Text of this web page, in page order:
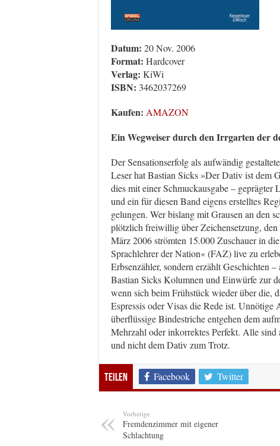
Datum: 20 Nov. 2006
Format: Hardcover
Verlag: KiWi
ISBN: 3462037269
Kaufen: AMAZON
Ein Wegweiser durch den Irrgarten der
Der Sensationserfolg als aufwändig
Leser hat Bastian Sicks »Der Dativ ist dem
dies mit einer Schmuckausgabe – geprägter
und ein für diesen Band eigens erstelltes
gelungen. Wer bislang mit Grausen an den
plötzlich freiwillig über Zeichensetzung,
März 2006 strömten 15.000 Zuschauer in
Sprachlehrer der Nation« (FAZ) live zu
Erbsenzähler, sondern erzählt Geschichten
Bastian Sicks Kolumnen und Einwürfe zur
wenn sich beim Frühstück wieder über die,
Espressis oder Visas die Rede ist.
überflüssige Bindestriche entgehen dem
Mehrzahl oder inkorrektes Perfekt. Alle
und nicht dem Dativ zum Trotz.
Teilen Facebook Twitter
Vorherige
Fremdenzimmer mit eigener
Schlachtung